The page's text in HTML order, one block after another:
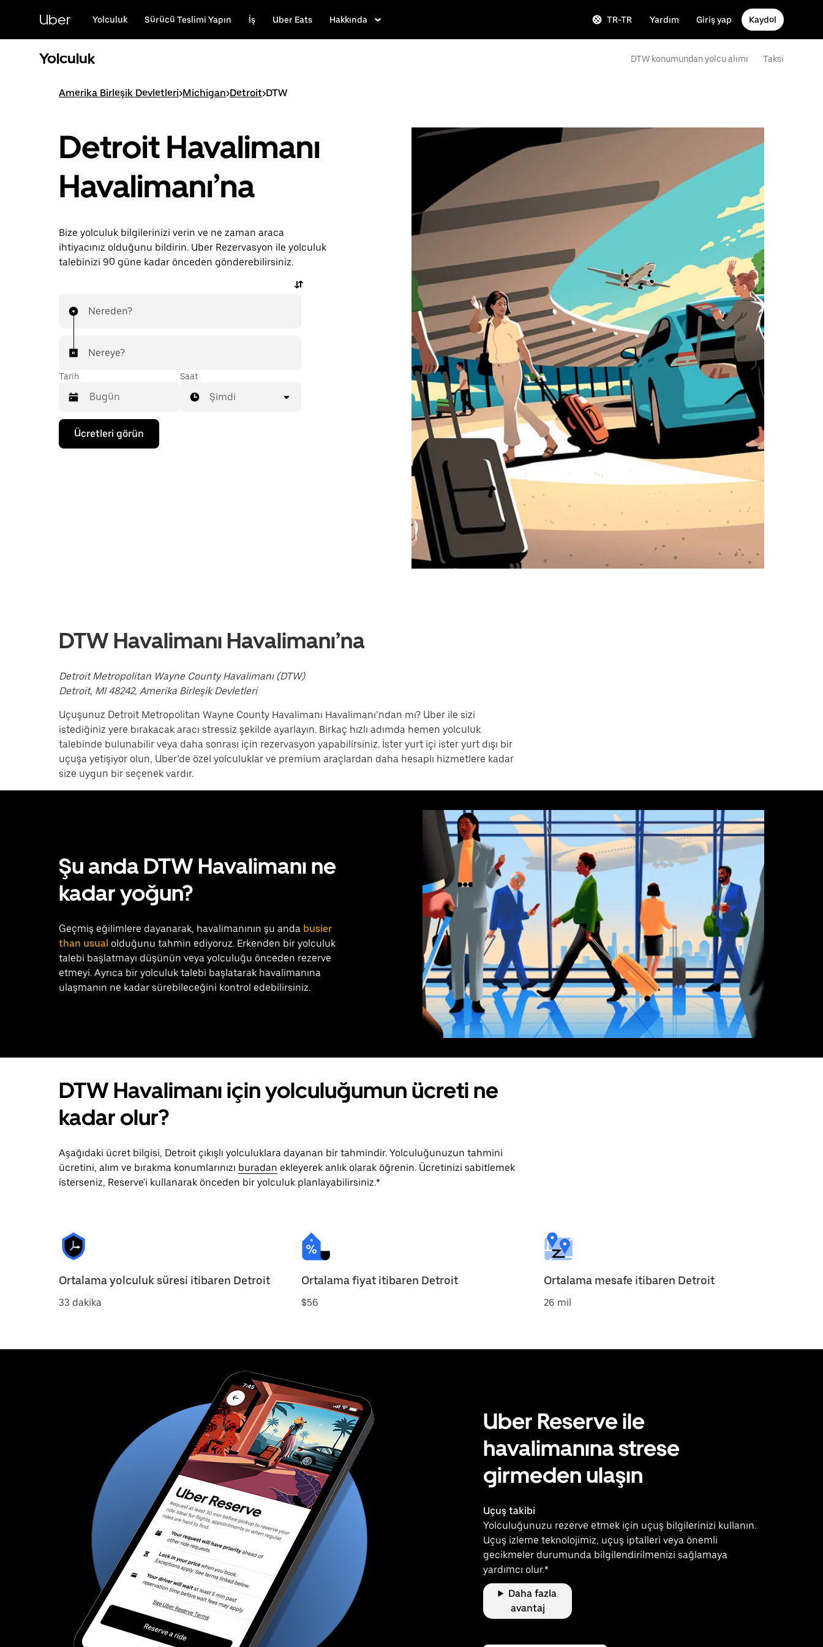
Uber Yolculuk Sürücü Teslimi Yapın İş Uber Eats Hakkında TR-TR Yardım Giriş yap Kaydol
Yolculuk DTW konumundan yolcu alımı Taksi
Amerika Birleşik Devletleri>Michigan>Detroit>DTW
Detroit Havalimanı
Havalimanı’na
Bize yolculuk bilgilerinizi verin ve ne zaman araca
ihtiyacınız olduğunu bildirin. Uber Rezervasyon ile yolculuk
talebinizi 90 güne kadar önceden gönderebilirsiniz.
Nereden?
Nereye?
Tarih
Takvimle
etkileşime
geçmek
Saat
Şimdi
Ücretleri görün
DTW Havalimanı Havalimanı’na
Detroit Metropolitan Wayne County Havalimanı (DTW)
Detroit, MI 48242, Amerika Birleşik Devletleri
Uçuşunuz Detroit Metropolitan Wayne County Havalimanı Havalimanı’ndan mı? Uber ile sizi
istediğiniz yere bırakacak aracı stressiz şekilde ayarlayın. Birkaç hızlı adımda hemen yolculuk
talebinde bulunabilir veya daha sonrası için rezervasyon yapabilirsiniz. İster yurt içi ister yurt dışı bir
uçuşa yetişiyor olun, Uber’de özel yolculuklar ve premium araçlardan daha hesaplı hizmetlere kadar
size uygun bir seçenek vardır.
Şu anda DTW Havalimanı ne
kadar yoğun?
Geçmiş eğilimlere dayanarak, havalimanının şu anda busier
than usual olduğunu tahmin ediyoruz. Erkenden bir yolculuk
talebi başlatmayı düşünün veya yolculuğu önceden rezerve
etmeyi. Ayrıca bir yolculuk talebi başlatarak havalimanına
ulaşmanın ne kadar sürebileceğini kontrol edebilirsiniz.
DTW Havalimanı için yolculuğumun ücreti ne
kadar olur?
Aşağıdaki ücret bilgisi, Detroit çıkışlı yolculuklara dayanan bir tahmindir. Yolculuğunuzun tahmini
ücretini, alım ve bırakma konumlarınızı buradan ekleyerek anlık olarak öğrenin. Ücretinizi sabitlemek
isterseniz, Reserve'i kullanarak önceden bir yolculuk planlayabilirsiniz.*
Ortalama yolculuk süresi itibaren Detroit
33 dakika
Ortalama fiyat itibaren Detroit
$56
Ortalama mesafe itibaren Detroit
26 mil
Uber Reserve ile
havalimanına strese
girmeden ulaşın
Uçuş takibi
Yolculuğunuzu rezerve etmek için uçuş bilgilerinizi kullanın.
Uçuş izleme teknolojimiz, uçuş iptalleri veya önemli
gecikmeler durumunda bilgilendirilmenizi sağlamaya
yardımcı olur.*
Daha fazla
avantaj